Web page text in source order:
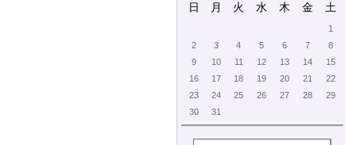
日
月 火 水 木 金 土
1
2
3 4 5 6 7
8
9
10 11 12 13 14
15
16
17 18 19 20 21
22
23
24 25 26 27 28
29
30
31